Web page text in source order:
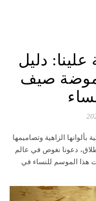
علينا: دليل
صيف
دعونا نغوص في عالم
هذا الموسم للنساء في